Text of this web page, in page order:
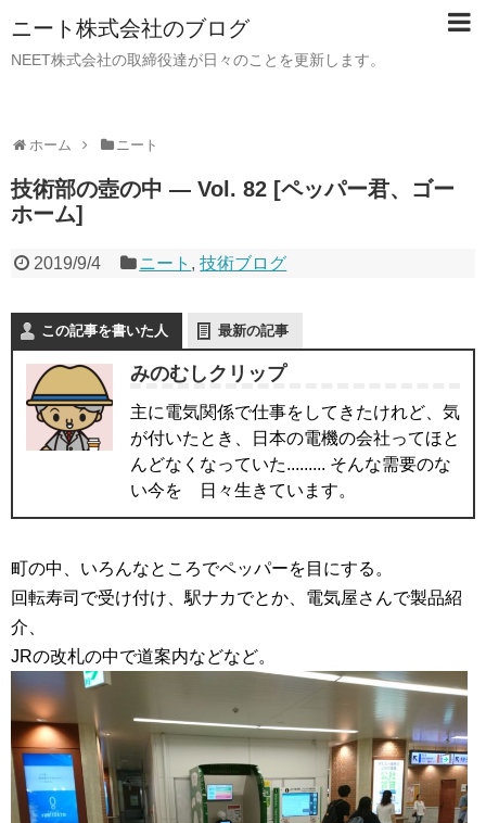
ニート株式会社のブログ
NEET株式会社の取締役達が日々のことを更新します。
ホーム ニート
技術部の壺の中 — Vol. 82 [ペッパー君、ゴー
ホーム]
2019/9/4 ニート ,技術ブログ
この記事を書いた人 最新の記事
みのむしクリップ
主に電気関係で仕事をしてきたけれど、気
が付いたとき、日本の電機の会社ってほと
んどなくなっていた......... そんな需要のな
い今を 日々生きています。
町の中、いろんなところでペッパーを目にする。
回転寿司で受け付け、駅ナカでとか、電気屋さんで製品紹
介、
JRの改札の中で道案内などなど。